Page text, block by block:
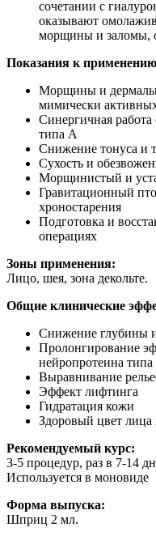
сочетании с
оказывают
морщины и заломы,
Показания к
Морщины и
мимически
Синергичная
типа А
Снижение тонуса и
Сухость и
Морщинистый и
Гравитационный
хроностарения
Подготовка и
операциях
Зоны применения:
Лицо, шея, зона декольте.
Общие клинические
Снижение глубины
Пролонгирование
нейропротеина
Выравнивание
Эффект лифтинга
Гидратация кожи
Здоровый цвет
Рекомендуемый курс:
3-5 процедур, раз в 7-14
Используется в моновиде
Форма выпуска:
Шприц 2 мл.